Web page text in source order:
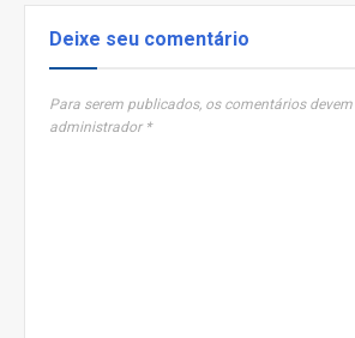
Deixe seu comentário
Para serem publicados, os comentários
administrador *